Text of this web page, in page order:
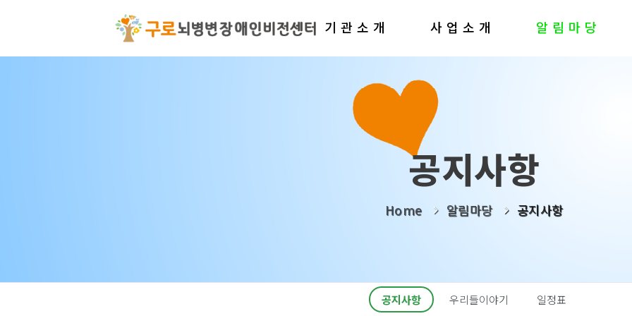
기관소개 사업소개 알림마당
공지사항
Home 알림마당 공지사항
공지사항 우리들이야기 일정표